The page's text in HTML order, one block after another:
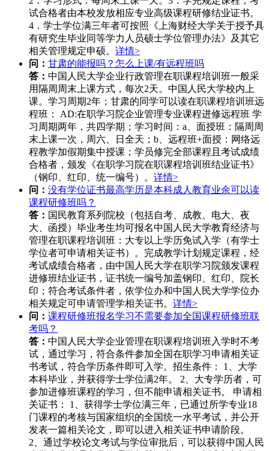
试合格者由本校发放相应专业高级课程研修结业证书。
4．学士学位满三年者可按照《上海财经大学关于授予具
有研究生毕业同等学力人员硕士学位管理办法》及其它
相关管理规定申硕。 详情>
问： 甘肃的能报吗？怎么上课/有远程班吗
答： 中国人民大学企业行政管理在职课程培训班一般采
用隔周周末上课方式，每次2天。中国人民大学校内上
课。学习周期2年；甘肃的同学可以读在职课程培训班远
程班： AD:在职学习院企业管理专业课程进修远程班 学
习周期两年，共四学期；学习时间：a、面授班：隔周周
末上课一次，周六、日全天；b、远程班+面授：网络远
程教学加假期集中授课；学员修完全部课程且考试成绩
合格者，颁发《在职学习院在职课程培训班结业证书》
（钢印、红印、统一编号）。 详情>
问： 没有学位证书最高学历是本科成人教育业余可以读
课程研修班吗？
答： 国民教育系列院校（包括自考、成教、电大、夜
大、函授）毕业考生均可报名中国人民大学教育经济与
管理在职课程培训班：大专以上学历免试入学（有学士
学位者可申请相关证书）。完成教学计划规定课程，经
考试成绩合格者，由中国人民大学在职学习院颁发课程
进修班结业证书，证书统一编号加盖钢印、红印、院长
印；符合考试条件者，依学位办和中国人民大学学位办
相关规定可申请管理学相关证书。 详情>
问： 课程研修班报名学习不需要参加全国课程研修班联
考吗？
答： 中国人民大学企业管理在职课程培训班入学时不考
试，通过学习，符合条件参加全国在职学习申请相关证
书考试，符合学历条件即可入学。招生条件： 1、大学
本科毕业，并获得学士学位满2年。 2、大专学历者，可
参加进修班课程的学习，但不能申请相关证书。 申请相
关证书： 1、获得学士学位满三年，已通过所学专业18
门课程的考核与国家组织的全国统一水平考试，并公开
发表一篇相关论文，即可以进入相关证书申请阶段。
2、通过学校论文考试与学位审批后，可以获得中国人民